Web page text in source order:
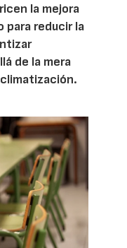
la mejora
para reducir la
de la mera